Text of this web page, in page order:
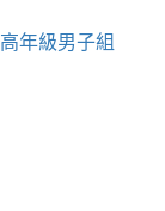
年級男子組